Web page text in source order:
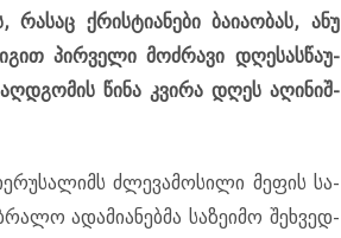
ქრის­ტი­ა­ნე­ბი ბა­ი­ა­ო­ბას, ანუ
პირ­ვე­ლი მოძ­რა­ვი დღე­სას­წა­უ­
წინა კვი­რა დღეს აღი­ნიშ­
ძლე­ვა­მო­სი­ლი მე­ფის სა­
ადა­მი­ა­ნებ­მა სა­ზე­ი­მო შეხ­ვედ­